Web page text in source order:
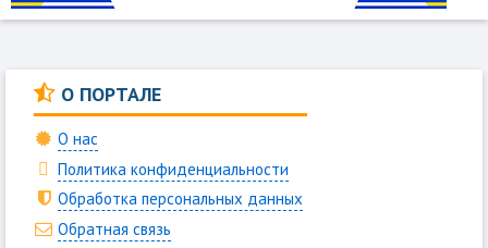
О ПОРТАЛЕ
О нас
Политика конфиденциальности
Обработка персональных данных
Обратная связь